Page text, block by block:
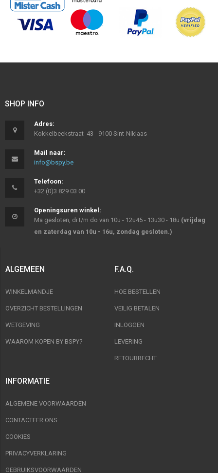
SHOP INFO
Adres:
Kokkelbeekstraat 43 - 9100 Sint-Niklaas
Mail naar:
info@bspy.be
Telefoon:
+32 (0)3 829 03 00
Openingsuren winkel:
Ma gesloten, di t/m do van 10u - 12u45 - 13u30 - 18u (vrijdag
en zaterdag van 10u - 16u, zondag gesloten.)
ALGEMEEN
WINKELMANDJE
OVERZICHT BESTELLINGEN
WETGEVING
WAAROM KOPEN BY BSPY?
F.A.Q.
HOE BESTELLEN
VEILIG BETALEN
INLOGGEN
LEVERING
RETOURRECHT
INFORMATIE
ALGEMENE VOORWAARDEN
CONTACTEER ONS
COOKIES
PRIVACYVERKLARING
GEBRUIKSVOORWAARDEN